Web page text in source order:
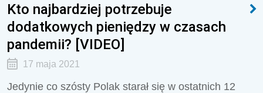
Kto najbardziej potrzebuje
dodatkowych pieniędzy w czasach
pandemii? [VIDEO]
17 maja 2021
Jedynie co szósty Polak starał się w ostatnich 12